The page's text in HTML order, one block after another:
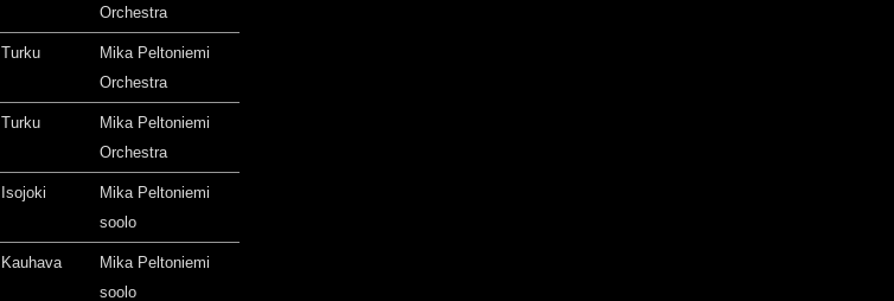
Orchestra
Turku
Mika Peltoniemi
Orchestra
Turku
Mika Peltoniemi
Orchestra
Isojoki
Mika Peltoniemi
soolo
Kauhava
Mika Peltoniemi
soolo